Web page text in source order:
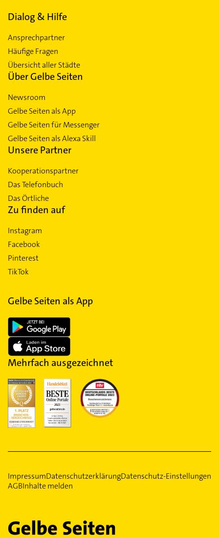
Dialog & Hilfe
Ansprechpartner
Häufige Fragen
Übersicht aller Städte
Über Gelbe Seiten
Newsroom
Gelbe Seiten als App
Gelbe Seiten für Messenger
Gelbe Seiten als Alexa Skill
Unsere Partner
Kooperationspartner
Das Telefonbuch
Das Örtliche
Zu finden auf
Instagram
Facebook
Pinterest
TikTok
Gelbe Seiten als App
Mehrfach ausgezeichnet
ImpressumDatenschutzerklärungDatenschutz-Einstellungen
AGBInhalte melden